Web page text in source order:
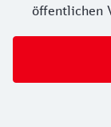
öffentlichen